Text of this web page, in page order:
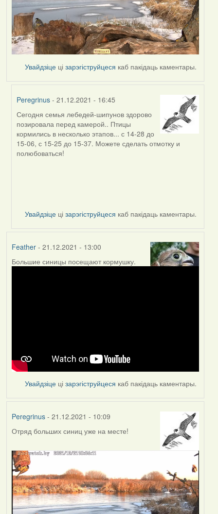
Увайдзіце цізарэгіструйцеся каб пакідаць каментары.
Peregrinus - 21.12.2021 - 16:45
In
reply
to
by
Peregrinus
Сегодня семья лебедей-шипунов здорово
позировала перед камерой.. Птицы
кормились в несколько этапов... с 14-28 до
15-06, с 15-25 до 15-37. Можете сделать отмотку и
полюбоваться!
Увайдзіце цізарэгіструйцеся каб пакідаць каментары.
Feather- 21.12.2021 - 13:00
Большие синицы посещают кормушку.
Увайдзіце цізарэгіструйцеся каб пакідаць каментары.
Peregrinus- 21.12.2021 - 10:09
Отряд больших синиц уже на месте!